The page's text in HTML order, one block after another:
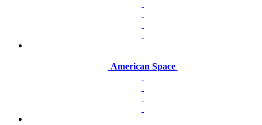
American Space